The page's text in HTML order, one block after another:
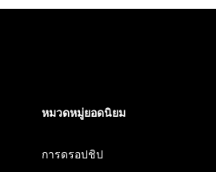
หมวดหมู่ยอดนิยม
การดรอปชิป